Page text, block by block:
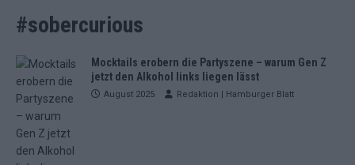
#sobercurious
Mocktails erobern die Partyszene – warum Gen Z
jetzt den Alkohol links liegen lässt
August 2025 Redaktion | Hamburger Blatt